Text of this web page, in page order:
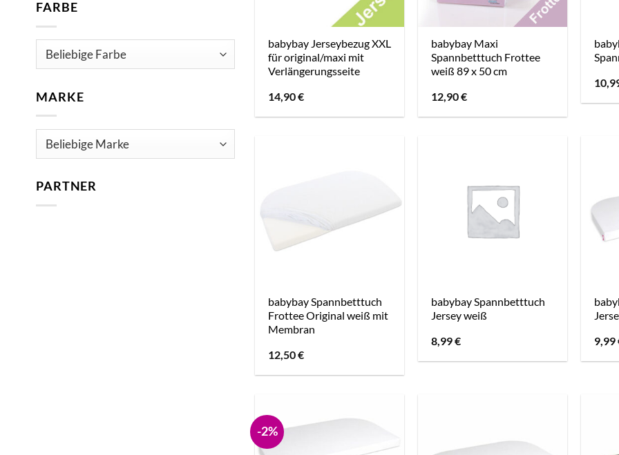
FARBE
MARKE
PARTNER
babybay Jerseybezug XXL
für original/maxi mit
Verlängerungsseite
14,90€
babybay Maxi
Spannbetttuch Frottee
weiß 89 x 50 cm
12,90€
babybay Spannbetttuch
Frottee Original weiß mit
Membran
12,50€
babybay Spannbetttuch
Jersey weiß
8,99€
9,99
-2%